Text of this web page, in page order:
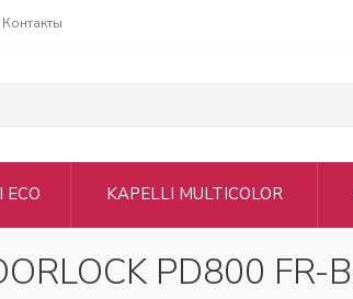
Контакты
ECO KAPELLI MULTICOLOR
PD800 FR-